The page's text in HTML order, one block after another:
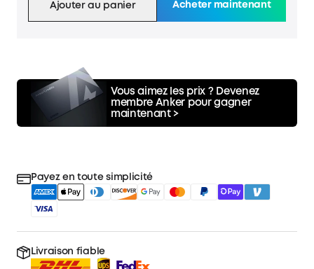
Ajouter au panier Acheter maintenant
Vous aimez les prix ? Devenez
membre Anker pour gagner
maintenant >
Payez en toute simplicité
Livraison fiable